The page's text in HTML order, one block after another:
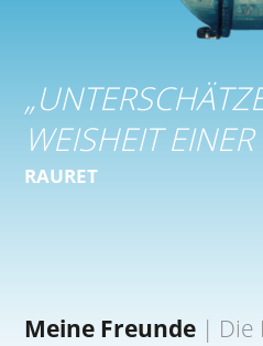
„
WEISHEIT
RAURET
Meine Freunde | Die